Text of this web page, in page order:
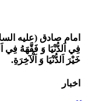
امام صادق (علیه
فِي اَلدُّنْيَا وَ فَقَّهَهُ فِي
خَيْرَ اَلدُّنْيَا وَ اَلْآخِرَةِ.
اخبار